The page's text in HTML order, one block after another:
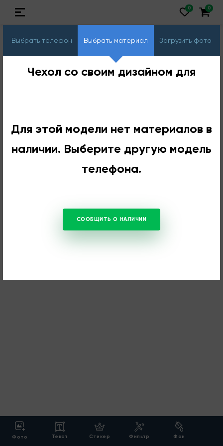
Выбрать телефон Выбрать материал Загрузить фото
Чехол со своим дизайном для
Для этой модели нет материалов в
наличии. Выберите другую модель
телефона.
СООБЩИТЬ О НАЛИЧИИ
Фото Текст Стикер Фильтр Фон